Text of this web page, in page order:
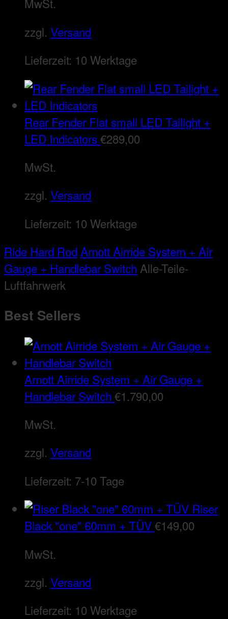
MwSt.
zzgl. Versand
Lieferzeit: 10 Werktage
Rear Fender Flat small LED Tailight +
LED Indicators€289,00
MwSt.
zzgl. Versand
Lieferzeit: 10 Werktage
Ride Hard Rod Arnott Airride System + Air
Gauge + Handlebar Switch Alle-Teile-
Luftfahrwerk
Best Sellers
Arnott Airride System + Air Gauge +
Handlebar Switch €1.790,00
MwSt.
zzgl. Versand
Lieferzeit: 7-10 Tage
Riser
Black "one" 60mm + TÜV€149,00
MwSt.
zzgl. Versand
Lieferzeit: 10 Werktage